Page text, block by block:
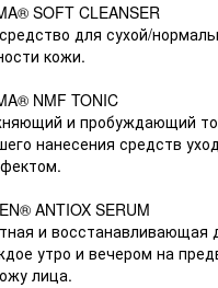
SOFT CLEANSER
для сухой/
кожи.
NMF TONIC
и пробуждающий
нанесения средств
ANTIOX SERUM
и восстанавливающая
утро и вечером на
лица.